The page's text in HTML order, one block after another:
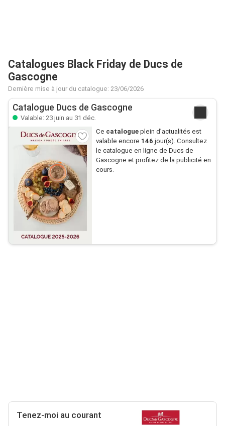
Catalogues Black Friday de Ducs de
Gascogne
Dernière mise à jour du catalogue: 23/06/2026
Catalogue Ducs de Gascogne
Valable: 23 juin au 31 déc.
Ce catalogueplein d’actualités est
valable encore 146 jour(s). Consultez
le catalogue en ligne de Ducs de
Gascogne et profitez de la publicité en
cours.
Tenez-moi au courant